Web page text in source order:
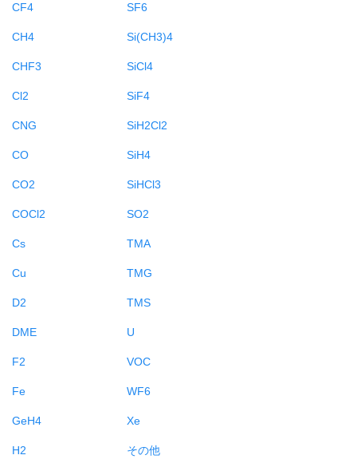
CF4
CH4
CHF3
Cl2
CNG
CO
CO2
COCl2
Cs
Cu
D2
DME
F2
Fe
GeH4
H2
SF6
Si(CH3)4
SiCl4
SiF4
SiH2Cl2
SiH4
SiHCl3
SO2
TMA
TMG
TMS
U
VOC
WF6
Xe
その他